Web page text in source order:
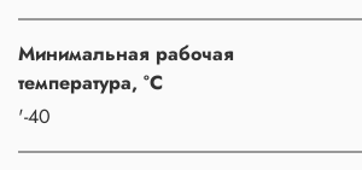
Минимальная рабочая
температура, °C
'-40